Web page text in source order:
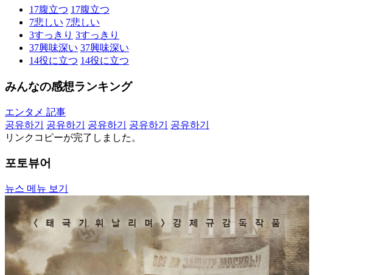
17腹立つ 17腹立つ
7悲しい 7悲しい
3すっきり 3すっきり
37興味深い 37興味深い
14役に立つ 14役に立つ
みんなの感想ランキング
エンタメ 記事
공유하기
공유하기 공유하기 공유하기
공유하기
リンクコピーが完了しました。
포토뷰어
뉴스 메뉴 보기